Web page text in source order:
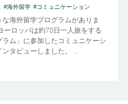
#海外留学 #コミュニケーション
海外留学プログラムがありま
ーロッパは約70日一人旅をする
ラム」に参加したコミュニケーシ
タビューしました。 ...